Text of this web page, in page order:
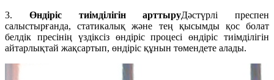
3. Өндіріс тиімділігін арттыруДәстүрлі преспен
салыстырғанда, статикалық және тең қысымды қос болат
белдік пресінің үздіксіз өндіріс процесі өндіріс тиімділігін
айтарлықтай жақсартып, өндіріс құнын төмендете алады.